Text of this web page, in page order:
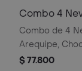
Combo 4
Combo de 4
Arequipe,
El Nevado
$ 77.800